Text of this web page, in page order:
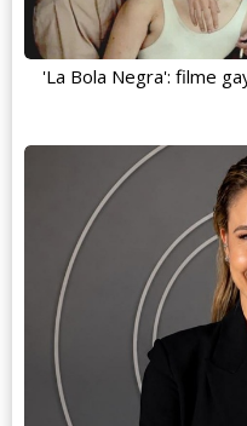
'La Bola Negra': filme